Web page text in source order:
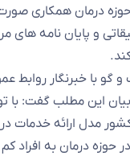
درمان همکاری
و پایان نامه های
گو با خبرنگار روابط
این مطلب گفت: با
مدل ارائه خدمات
درمان به افراد کم